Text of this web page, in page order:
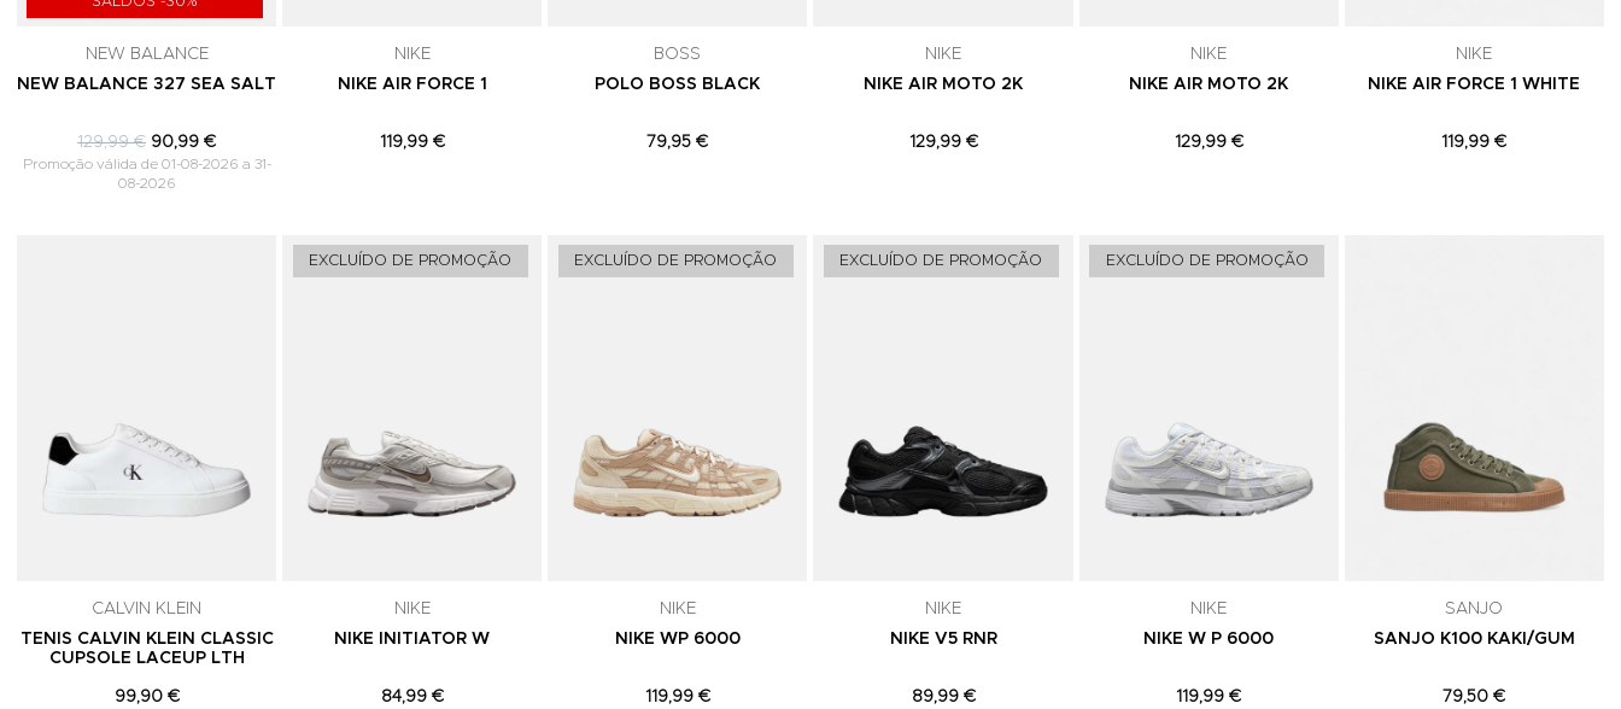
NEW BALANCE
NEW BALANCE 327 SEA SALT
129,99 € 90,99 €
Promoção válida de 01-08-2026 a 31-
08-2026
NIKE
NIKE AIR FORCE 1
119,99 €
BOSS
POLO BOSS BLACK
79,95 €
NIKE
NIKE AIR MOTO 2K
129,99 €
NIKE
NIKE AIR MOTO 2K
129,99 €
NIKE
NIKE AIR FORCE 1 WHITE
119,99 €
Adicionar aos Favoritos
CALVIN KLEIN
TENIS CALVIN KLEIN CLASSIC
CUPSOLE LACEUP LTH
99,90 €
EXCLUÍDO DE PROMOÇÃO Adicionar aos Favoritos
NIKE
NIKE INITIATOR W
84,99 €
EXCLUÍDO DE PROMOÇÃO Adicionar aos Favoritos
NIKE
NIKE WP 6000
119,99 €
EXCLUÍDO DE PROMOÇÃO Adicionar aos Favoritos
NIKE
NIKE V5 RNR
89,99 €
EXCLUÍDO DE PROMOÇÃO
NIKE
NIKE W P 6000
119,99 €
SANJO
SANJO K100 KAKI/GUM
79,50 €